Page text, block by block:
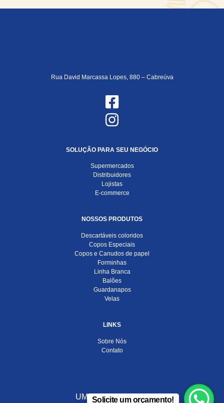
Rua David Marcassa Lopes, 880 – Cabreúva
SOLUÇÃO PARA SEU NEGÓCIO
Supermercados
Distribuidores
Lojistas
E-commerce
NOSSOS PRODUTOS
Descartáveis coloridos
Copos Especiais
Copos e Canudos de papel
Forminhas
Linha Branca
Balões
Guardanapos
Velas
LINKS
Sobre Nós
Contato
UMA EMPRESA DO
Solicite um orçamento!